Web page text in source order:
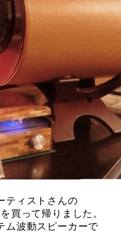
ティストさんの
買って帰りました。
ム波動スピーカーで